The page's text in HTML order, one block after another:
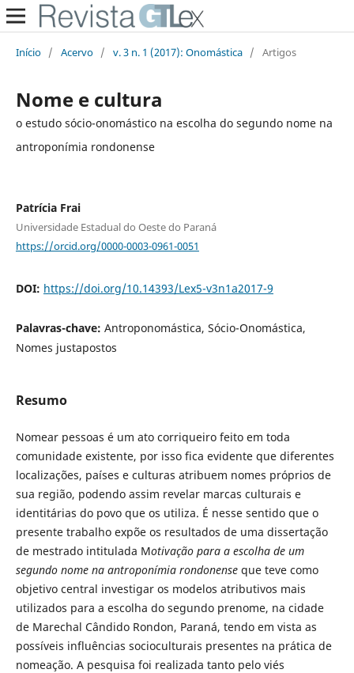
Início / Acervo / v. 3 n. 1 (2017): Onomástica / Artigos
Nome e cultura
o estudo sócio-onomástico na escolha do segundo nome na
antroponímia rondonense
Patrícia Frai
Universidade Estadual do Oeste do Paraná
https://orcid.org/0000-0003-0961-0051
DOI: https://doi.org/10.14393/Lex5-v3n1a2017-9
Palavras-chave: Antroponomástica, Sócio-Onomástica,
Nomes justapostos
Resumo
Nomear pessoas é um ato corriqueiro feito em toda
comunidade existente, por isso fica evidente que diferentes
localizações, países e culturas atribuem nomes próprios de
sua região, podendo assim revelar marcas culturais e
identitárias do povo que os utiliza. É nesse sentido que o
presente trabalho expõe os resultados de uma dissertação
de mestrado intitulada Motivação para a escolha de um
segundo nome na antroponímia rondonense que teve como
objetivo central investigar os modelos atributivos mais
utilizados para a escolha do segundo prenome, na cidade
de Marechal Cândido Rondon, Paraná, tendo em vista as
possíveis influências socioculturais presentes na prática de
nomeação. A pesquisa foi realizada tanto pelo viés